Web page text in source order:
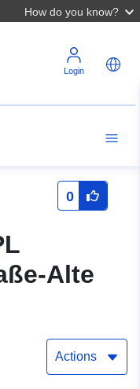
How do you know?
Login
0
Alte
Actions